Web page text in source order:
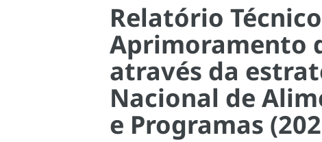
Relatório
Aprimoramento
através da
Nacional de
e Programas